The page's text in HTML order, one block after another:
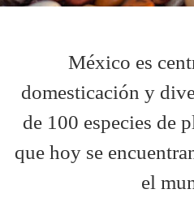
México es
domesticación y
de 100 especies de
que hoy se
el